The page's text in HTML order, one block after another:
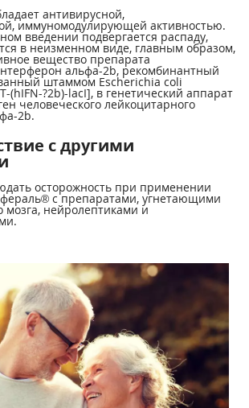
антивирусной,
иммуномодулирующей активностью.
введении подвергается распаду,
в неизменном виде, главным образом,
вещество препарата
альфа-2b, рекомбинантный
штаммом Escherichia coli
(hIFN-?2b)-lacI], в генетический аппарат
человеческого лейкоцитарного
2b.
с другими
осторожность при применении
с препаратами, угнетающими
мозга, нейролептиками и